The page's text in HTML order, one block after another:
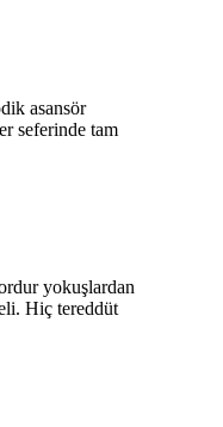
asansör
seferinde tam
yokuşlardan
Hiç tereddüt